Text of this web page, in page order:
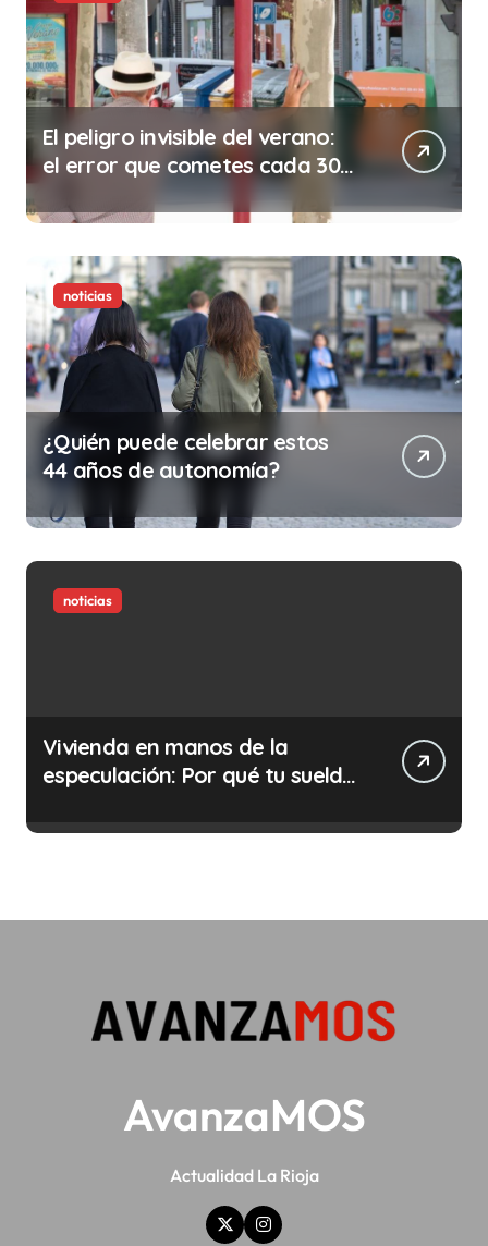
El peligro invisible del verano:
el error que cometes cada 30
minutos en tu trabajo (y la
ilegalidad que te puede costar
la vida)
noticias
¿Quién puede celebrar estos
44 años de autonomía?
noticias
Vivienda en manos de la
especulación: Por qué tu sueldo
AvanzaMOS
Actualidad La Rioja